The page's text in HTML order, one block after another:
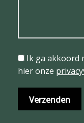
Ik ga akkoord
hier onze